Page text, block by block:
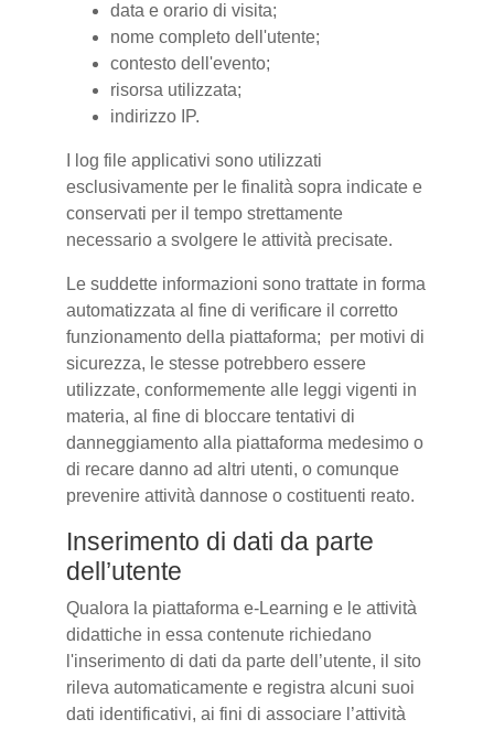
data e orario di visita;
nome completo dell'utente;
contesto dell'evento;
risorsa utilizzata;
indirizzo IP.
I log file applicativi sono utilizzati
esclusivamente per le finalità sopra indicate e
conservati per il tempo strettamente
necessario a svolgere le attività precisate.
Le suddette informazioni sono trattate in forma
automatizzata al fine di verificare il corretto
funzionamento della piattaforma; per motivi di
sicurezza, le stesse potrebbero essere
utilizzate, conformemente alle leggi vigenti in
materia, al fine di bloccare tentativi di
danneggiamento alla piattaforma medesimo o
di recare danno ad altri utenti, o comunque
prevenire attività dannose o costituenti reato.
Inserimento di dati da parte
dell’utente
Qualora la piattaforma e-Learning e le attività
didattiche in essa contenute richiedano
l'inserimento di dati da parte dell’utente, il sito
rileva automaticamente e registra alcuni suoi
dati identificativi, ai fini di associare l’attività